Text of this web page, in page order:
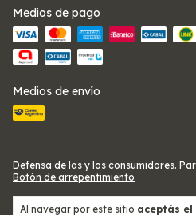
Al navegar por este sitio aceptás el
Medios de pago
Medios de envío
Defensa de las y los consumidores.
Botón de arrepentimiento